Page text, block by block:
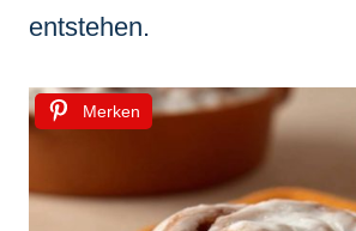
entstehen.
Merken